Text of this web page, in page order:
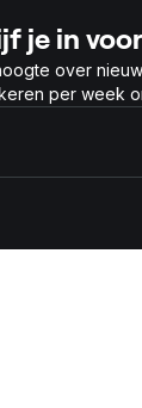
je in
over
per week